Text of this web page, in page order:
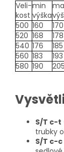
Veli-
kost
min
výška
500 160 170
520 168 178
540 176 185
560 183 193
580 190 205
S/T c-t
trubky
S/T c-c